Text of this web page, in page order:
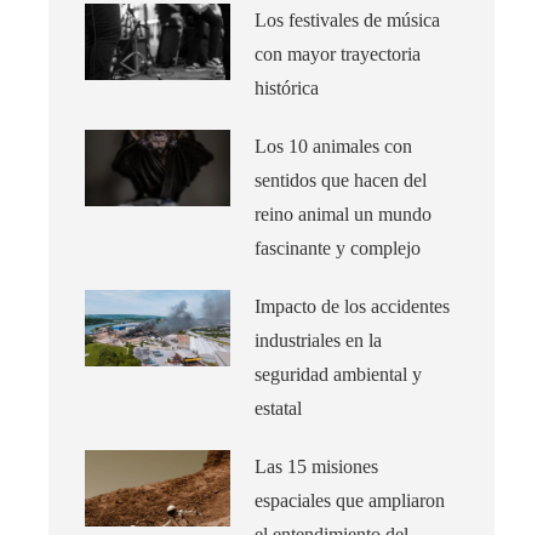
Los festivales de música
con mayor trayectoria
histórica
Los 10 animales con
sentidos que hacen del
reino animal un mundo
fascinante y complejo
Impacto de los accidentes
industriales en la
seguridad ambiental y
estatal
Las 15 misiones
espaciales que ampliaron